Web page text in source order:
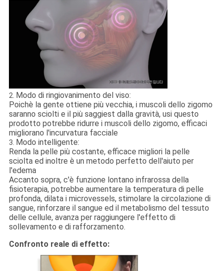
2. Modo di ringiovanimento del viso:
Poichè la gente ottiene più vecchia, i muscoli dello zigomo
saranno sciolti e il più saggiest dalla gravità, usi questo
prodotto potrebbe ridurre i muscoli dello zigomo, efficaci
migliorano l'incurvatura facciale
3. Modo intelligente:
Renda la pelle più costante, efficace migliori la pelle
sciolta ed inoltre è un metodo perfetto dell'aiuto per
l'edema
Accanto sopra, c'è funzione lontano infrarossa della
fisioterapia, potrebbe aumentare la temperatura di pelle
profonda, dilata i microvessels, stimolare la circolazione di
sangue, rinforzare il sangue ed il metabolismo del tessuto
delle cellule, avanza per raggiungere l'effetto di
sollevamento e di rafforzamento.
Confronto reale di effetto: